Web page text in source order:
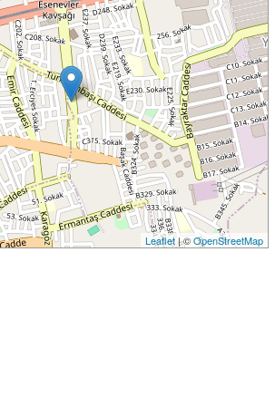
Leaflet| ©OpenStreetMap